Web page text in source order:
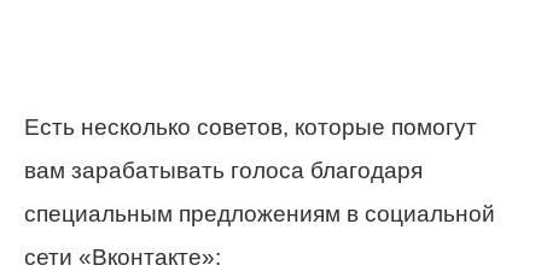
Есть несколько советов, которые помогут
вам зарабатывать голоса благодаря
специальным предложениям в социальной
сети «Вконтакте»: